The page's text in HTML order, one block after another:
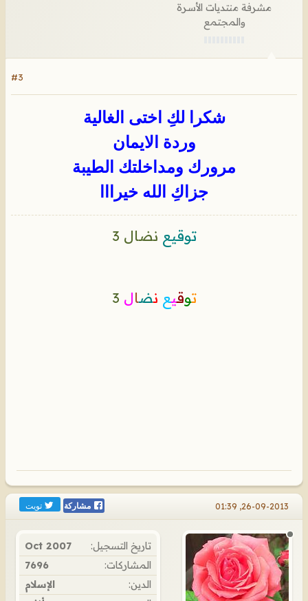
مشرفة منتديات الأسرة
والمجتمع
#3
شكرا لكِ اختى الغالية
وردة الايمان
مرورك ومداخلتك الطيبة
جزاكِ الله خيرااا
توقيع نضال 3
توقيع نضال 3
26-09-2013, 01:39 مشاركة تويت
تاريخ التسجيل:
Oct 2007
المشاركات:
7696
الدين:
الإسلام